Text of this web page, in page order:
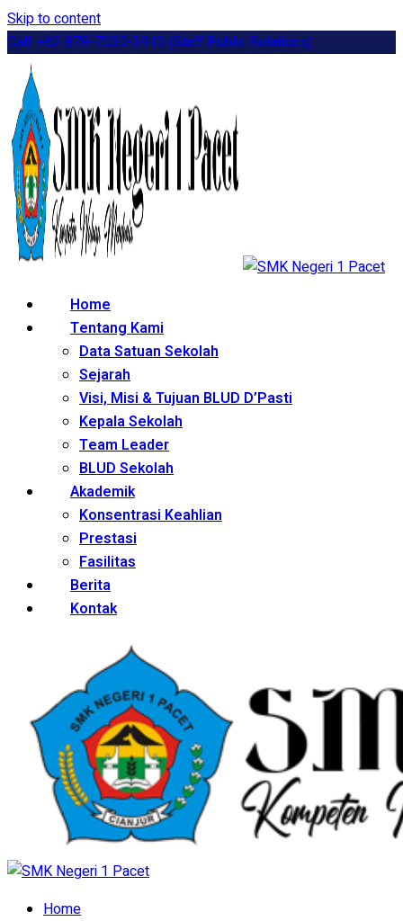
Skip to content
Call: +62 878-7030-3913 (Staff Public Relations)
Home
Tentang Kami
Data Satuan Sekolah
Sejarah
Visi, Misi & Tujuan BLUD D’Pasti
Kepala Sekolah
Team Leader
BLUD Sekolah
Akademik
Konsentrasi Keahlian
Prestasi
Fasilitas
Berita
Kontak
Home